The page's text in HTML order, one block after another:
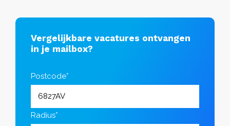
Vergelijkbare vacatures ontvangen
in je mailbox?
Postcode*
Radius*